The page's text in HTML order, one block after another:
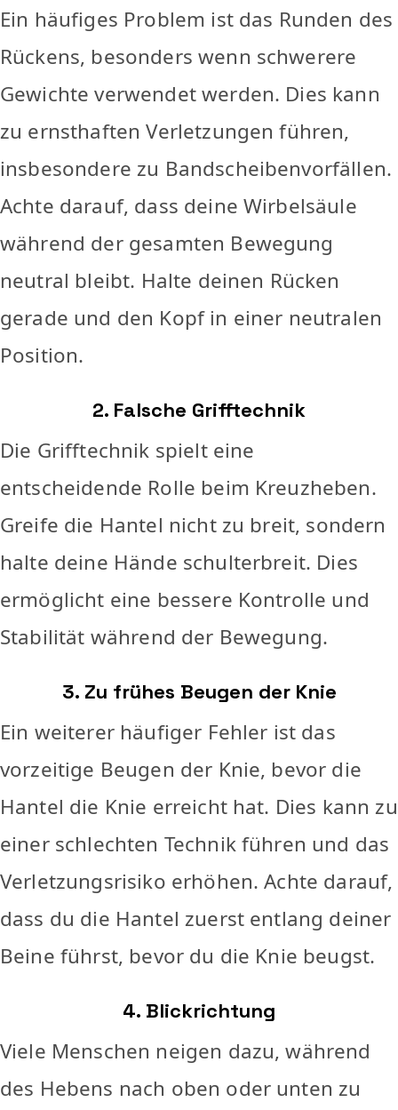
Ein häufiges Problem ist das Runden des
Rückens, besonders wenn schwerere
Gewichte verwendet werden. Dies kann
zu ernsthaften Verletzungen führen,
insbesondere zu Bandscheibenvorfällen.
Achte darauf, dass deine Wirbelsäule
während der gesamten Bewegung
neutral bleibt. Halte deinen Rücken
gerade und den Kopf in einer neutralen
Position.
2. Falsche Grifftechnik
Die Grifftechnik spielt eine
entscheidende Rolle beim Kreuzheben.
Greife die Hantel nicht zu breit, sondern
halte deine Hände schulterbreit. Dies
ermöglicht eine bessere Kontrolle und
Stabilität während der Bewegung.
3. Zu frühes Beugen der Knie
Ein weiterer häufiger Fehler ist das
vorzeitige Beugen der Knie, bevor die
Hantel die Knie erreicht hat. Dies kann zu
einer schlechten Technik führen und das
Verletzungsrisiko erhöhen. Achte darauf,
dass du die Hantel zuerst entlang deiner
Beine führst, bevor du die Knie beugst.
4. Blickrichtung
Viele Menschen neigen dazu, während
des Hebens nach oben oder unten zu